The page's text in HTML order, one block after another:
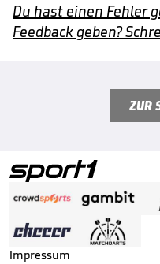
Du hast einen Fehler
Feedback geben?
ZUR
Impressum